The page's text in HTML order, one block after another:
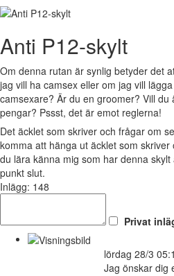
Anti P12-skylt
Om denna rutan är synlig betyder det
jag vill ha camsex eller om jag vill
camsexare? Är du en groomer? Vill
pengar? Pssst, det är emot reglerna!
Det äcklet som skriver och frågar om
komma att hänga ut äcklet som
du lära känna mig som har denna
punkt slut.
Inlägg: 148
Privat
lördag 28/3
Jag önskar dig